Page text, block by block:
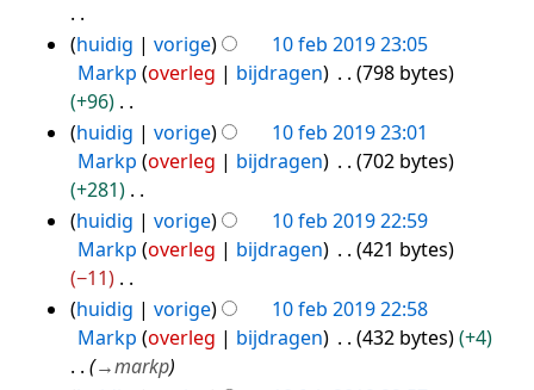
g
t
i
n
g
g
s
s
a
m
n
v
a
t
t
n
k
i
n
g
s
s
a
m
n
v
a
t
w
r
k
i
n
g
s
s
a
m
n
n
b
e
w
r
k
i
n
g
s
a
G
e
n
b
e
w
r
k
i
g
huidig vorige
10 feb 2019 23:05
Markp overleg bijdragen
798 bytes
+96
G
e
n
b
e
w
huidig vorige
10 feb 2019 23:01
Markp overleg bijdragen
702 bytes
+281
G
e
n
b
huidig vorige
10 feb 2019 22:59
Markp overleg bijdragen
421 bytes
−11
Ghuidig vorige
10 feb 2019 22:58
Markp overleg bijdragen 432 bytes
+4
→markp